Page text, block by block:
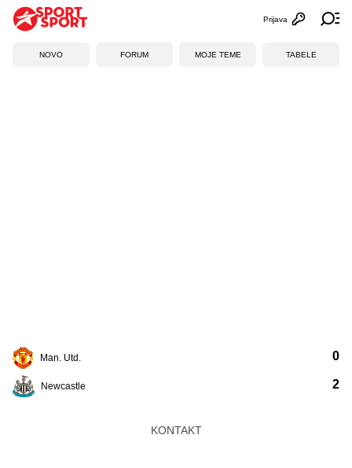
Otvori
Prijava
NOVO FORUM MOJE TEME TABELE
Man. Utd.
Newcastle
0
2
KONTAKT